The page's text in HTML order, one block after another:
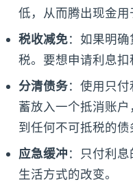
低，从而腾出现金用
税收减免：如果明
税。要想申请利息扣
分清债务：使用只
蓄放入一个抵消账
到任何不可抵税的债
应急缓冲：只付利
生活方式的改变。